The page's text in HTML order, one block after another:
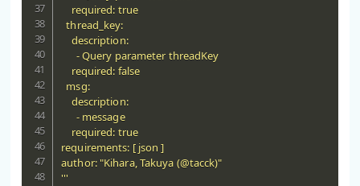
    required: true
  thread_key:
    description:
      - Query parameter threadKey
    required: false
  msg:
    description:
      - message
    required: true
requirements: [ json ]
author: "Kihara, Takuya (@tacck)"
'''